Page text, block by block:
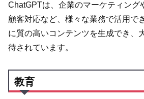
ChatGPTは、企業のマーケティング
顧客対応など、様々な業務で活用で
に質の高いコンテンツを生成でき、
待されています。
教育